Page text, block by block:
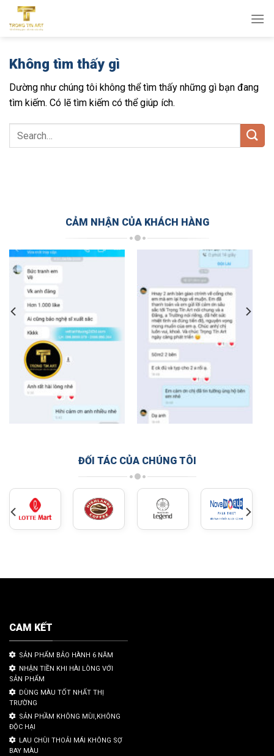
qua
Không tìm thấy gì
Dường như chúng tôi không thể tìm thấy những gì bạn đang
tìm kiếm. Có lẽ tìm kiếm có thể giúp ích.
CẢM NHẬN CỦA KHÁCH HÀNG
ĐỐI TÁC CỦA CHÚNG TÔI
CAM KẾT
SẢN PHẨM BẢO HÀNH 6 NĂM
NHẬN TIỀN KHI HÀI LÒNG VỚI
SẢN PHẨM
DÙNG MÀU TỐT NHẤT THỊ
TRƯỜNG
SẢN PHẦM KHÔNG MÙI,KHÔNG
ĐỘC HẠI
LAU CHÙI THOẢI MÁI KHÔNG SỢ
BAY MÀU